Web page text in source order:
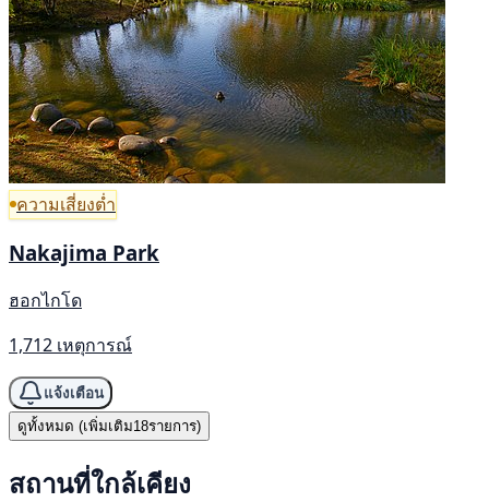
ความเสี่ยงต่ำ
Nakajima Park
ฮอกไกโด
1,712 เหตุการณ์
แจ้งเตือน
ดูทั้งหมด (เพิ่มเติม18รายการ)
สถานที่ใกล้เคียง